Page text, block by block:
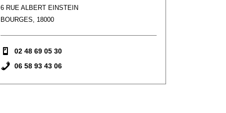
6 RUE ALBERT EINSTEIN
BOURGES, 18000
02 48 69 05 30
06 58 93 43 06